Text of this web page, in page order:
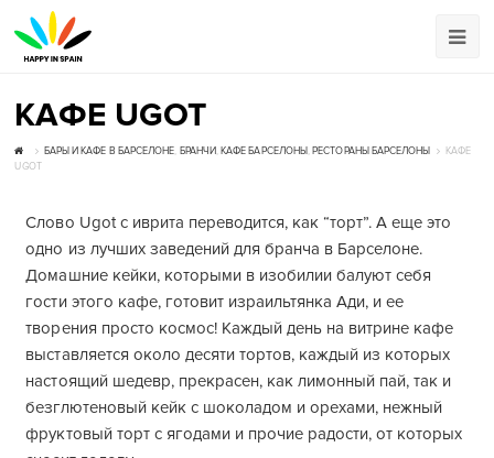
КАФЕ UGOT
БАРЫ И КАФЕ В БАРСЕЛОНЕ, БРАНЧИ, КАФЕ БАРСЕЛОНЫ , РЕСТОРАНЫ БАРСЕЛОНЫ
КАФЕ
UGOT
Слово Ugot с иврита переводится, как “торт”. А еще это
одно из лучших заведений для бранча в Барселоне.
Домашние кейки, которыми в изобилии балуют себя
гости этого кафе, готовит израильтянка Ади, и ее
творения просто космос! Каждый день на витрине кафе
выставляется около десяти тортов, каждый из которых
настоящий шедевр, прекрасен, как лимонный пай, так и
безглютеновый кейк с шоколадом и орехами, нежный
фруктовый торт с ягодами и прочие радости, от которых